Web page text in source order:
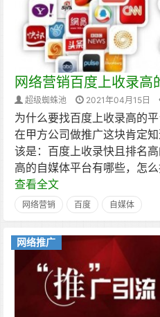
网络营销百度上收录高
超级蜘蛛池 2021年04月15日
为什么要找百度上收录高的
在甲方公司做推广这块肯定
该是：百度上收录快且排名
高的自媒体平台有哪些，怎
查看全文
网络营销 百度 自媒体
网络推广